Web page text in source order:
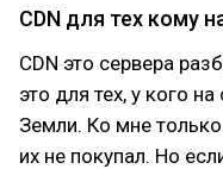
CDN для тех кому
CDN это сервера
это для тех, у кого
Земли. Ко мне
их не покупал. Но